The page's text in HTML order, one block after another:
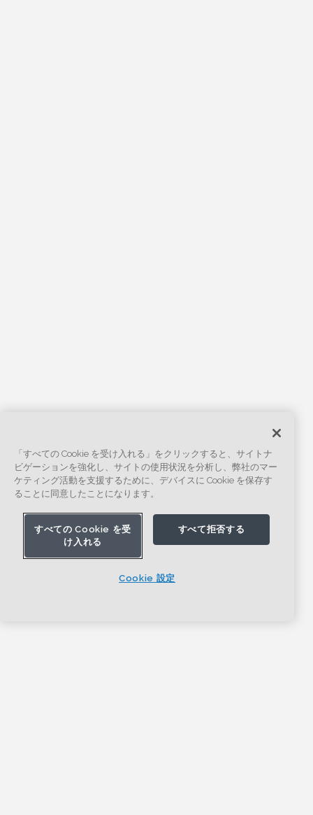
「すべての Cookie を受け入れる」をクリックすると、サイトナ
ビゲーションを強化し、サイトの使用状況を分析し、弊社のマー
ケティング活動を支援するために、デバイスに Cookie を保存す
ることに同意したことになります。
すべての Cookie を受
け入れる
すべて拒否する
Cookie 設定